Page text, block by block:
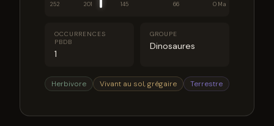
252
201 145 66 0 Ma
OCCURRENCES
PBDB
1
GROUPE
Dinosaures
Herbivore Vivant au sol, grégaire Terrestre